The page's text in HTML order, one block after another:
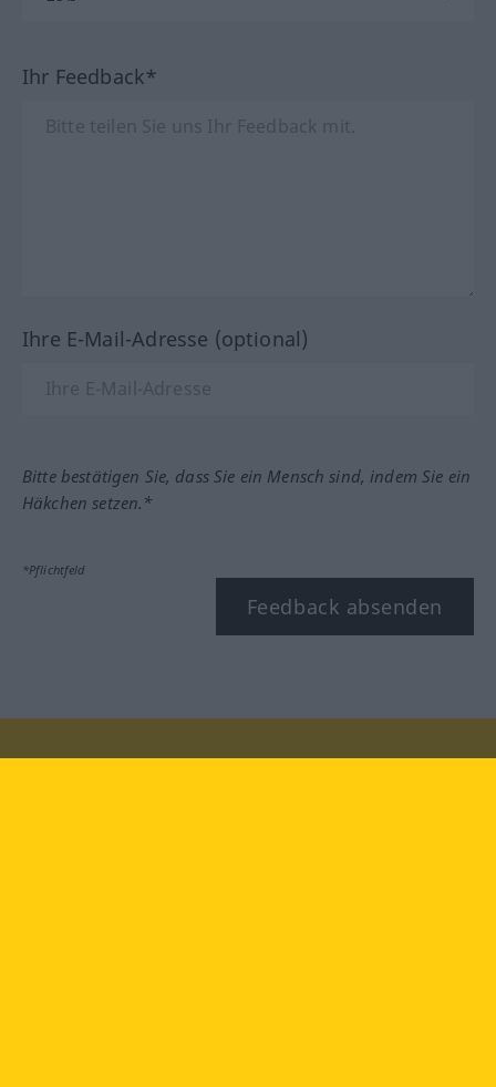
Ihr Feedback*
Ihre E-Mail-Adresse (optional)
Bitte bestätigen Sie, dass Sie ein Mensch sind, indem Sie ein
Häkchen setzen.*
*Pflichtfeld
Feedback absenden